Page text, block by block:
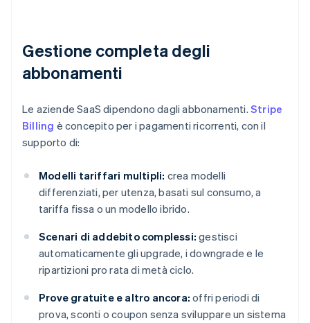
Gestione completa degli
abbonamenti
Le aziende SaaS dipendono dagli abbonamenti. Stripe
Billing è concepito per i pagamenti ricorrenti, con il
supporto di:
Modelli tariffari multipli: crea modelli
differenziati, per utenza, basati sul consumo, a
tariffa fissa o un modello ibrido.
Scenari di addebito complessi: gestisci
automaticamente gli upgrade, i downgrade e le
ripartizioni pro rata di metà ciclo.
Prove gratuite e altro ancora: offri periodi di
prova, sconti o coupon senza sviluppare un sistema